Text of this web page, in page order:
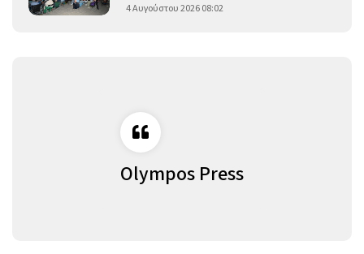
4 Αυγούστου 2026 08:02
Olympos Press